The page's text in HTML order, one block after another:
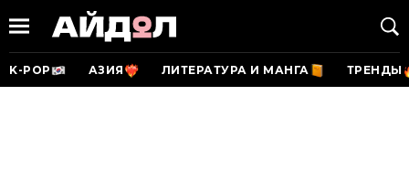
K-POP АЗИЯ ЛИТЕРАТУРА И МАНГА ТРЕНДЫ